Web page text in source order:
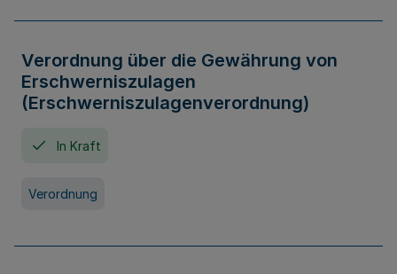
Verordnung über die Gewährung von
Erschwerniszulagen
(Erschwerniszulagenverordnung)
In Kraft
Verordnung